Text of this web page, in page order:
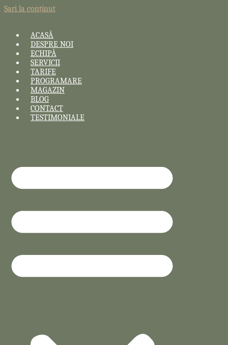
Sari la conținut
ACASĂ
DESPRE NOI
ECHIPĂ
SERVICII
TARIFE
PROGRAMARE
MAGAZIN
BLOG
CONTACT
TESTIMONIALE